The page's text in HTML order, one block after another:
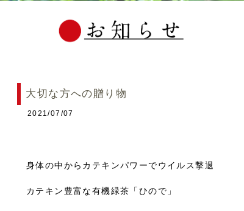
大切な方への贈り物
2021/07/07
身体の中からカテキンパワーでウイルス撃退
カテキン豊富な有機緑茶「ひので」